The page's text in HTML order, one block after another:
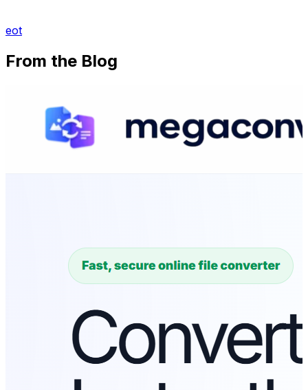
eot
From the Blog